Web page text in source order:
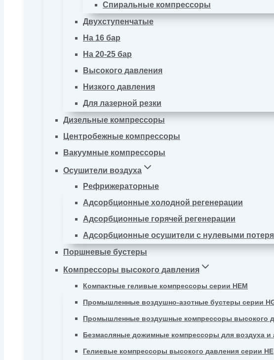
Спиральные компрессоры
Двухступенчатые
На 16 бар
На 20-25 бар
Высокого давления
Низкого давления
Для лазерной резки
Дизельные компрессоры
Центробежные компрессоры
Вакуумные компрессоры
Осушители воздуха
Рефрижераторные
Адсорбционные холодной регенерации
Адсорбционные горячей регенерации
Адсорбционные осушители с нулевыми
Поршневые бустеры
Компрессоры высокого давления
Компактные геливые компрессоры серии HEM
Промышленные воздушно-азотные бустеры серии
Промышленные воздушные компрессоры высокого
Безмасляные дожимные компрессоры для воздуха и
Гелиевые компрессоры высокого давления серии HE